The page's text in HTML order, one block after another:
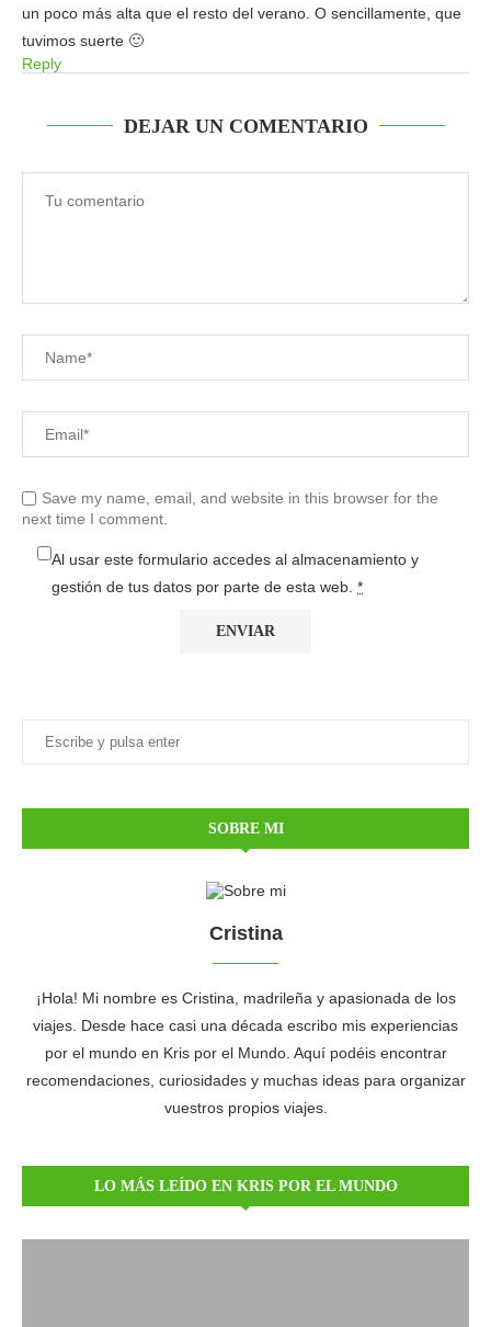
un poco más alta que el resto del verano. O sencillamente, que
tuvimos suerte 🙂
Reply
DEJAR UN COMENTARIO
Save my name, email, and website in this browser for the
next time I comment.
Al usar este formulario accedes al almacenamiento y
gestión de tus datos por parte de esta web. *
SOBRE MI
Cristina
¡Hola! Mi nombre es Cristina, madrileña y apasionada de los
viajes. Desde hace casi una década escribo mis experiencias
por el mundo en Kris por el Mundo. Aquí podéis encontrar
recomendaciones, curiosidades y muchas ideas para organizar
vuestros propios viajes.
LO MÁS LEÍDO EN KRIS POR EL MUNDO